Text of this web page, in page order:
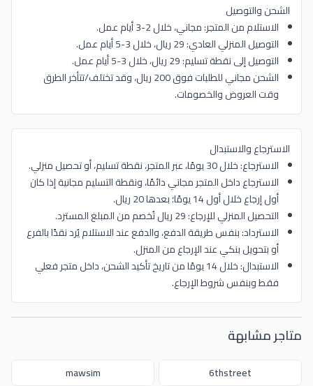
الشحن والتوصيل
الاستلام من المتجر: مجاني، خلال 2-3 أيام عمل.
التوصيل المنزلي العادي: 29 ريال، خلال 3-5 أيام عمل.
التوصيل إلى نقطة تسليم: 29 ريال، خلال 3-5 أيام عمل.
الشحن مجاني للطلبات فوق 200 ريال، وقد تختلف/تتأخر الطرق
وقت العروض والخصومات.
الاسترجاع والاستبدال
الاسترجاع: خلال 30 يومًا، عبر المتجر، نقطة تسليم، أو تحصيل منزلي.
الاسترجاع داخل المتجر مجاني دائمًا، ونقطة التسليم مجانية إذا كان
أول إرجاع خلال أول 14 يومًا؛ بعدها 20 ريال.
التحصيل المنزلي للإرجاع: 29 ريال تُخصم من المبلغ المسترد.
الاسترداد: بنفس طريقة الدفع، والدفع عند الاستلام يُرد نقدًا بالفرع
أو بتحويل بنكي عند الإرجاع من المنزل.
الاستبدال: خلال 14 يومًا من تاريخ تأكيد الشحن، داخل متجر فعلي
فقط وبنفس شروط الإرجاع.
متاجر مشابهة
6thstreet
mawsim